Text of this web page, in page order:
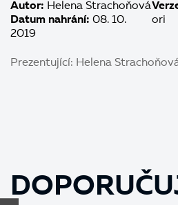
Autor: Helena Strachoňová
Datum nahrání: 08. 10.
2019
ori
Prezentující: Helena